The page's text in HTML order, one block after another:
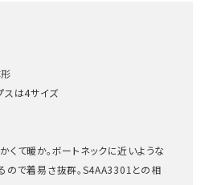
スは4サイズ
くて暖か。ボートネックに近いような
ので着易さ抜群。S4AA3301との相